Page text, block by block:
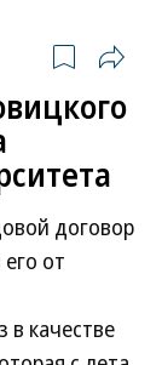
договор
от
в качестве